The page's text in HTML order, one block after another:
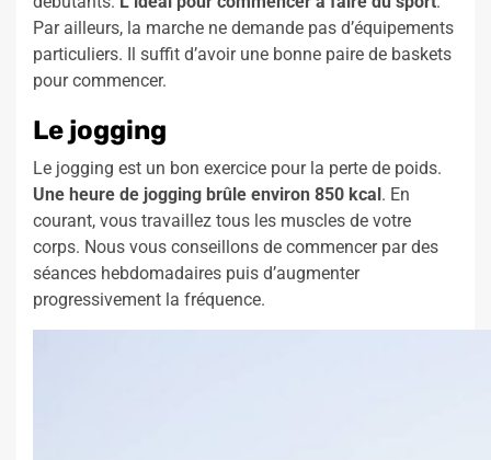
Par ailleurs, la marche ne demande pas d’équipements
particuliers. Il suffit d’avoir une bonne paire de baskets
pour commencer.
Le jogging
Le jogging est un bon exercice pour la perte de poids.
Une heure de jogging brûle environ 850 kcal. En
courant, vous travaillez tous les muscles de votre
corps. Nous vous conseillons de commencer par des
séances hebdomadaires puis d’augmenter
progressivement la fréquence.